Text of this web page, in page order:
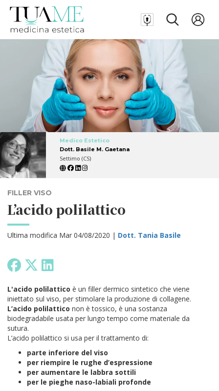
Medico Estetico
Dott. Basile M. Gaetana
Settimo (CS)
FILLER VISO
L’acido polilattico
Ultima modifica Mar 04/08/2020 | Dott. Tania Basile
L'acido polilattico è un filler dermico sintetico che viene
iniettato sul viso, per stimolare la produzione di collagene.
L’acido polilattico non è tossico, è una sostanza
biodegradabile usata per lungo tempo come materiale da
sutura.
L’acido polilattico si usa per il trattamento di:
parte inferiore del viso
per riempire le rughe d’espressione
per aumentare le labbra sottili
per le pieghe naso-labiali profonde